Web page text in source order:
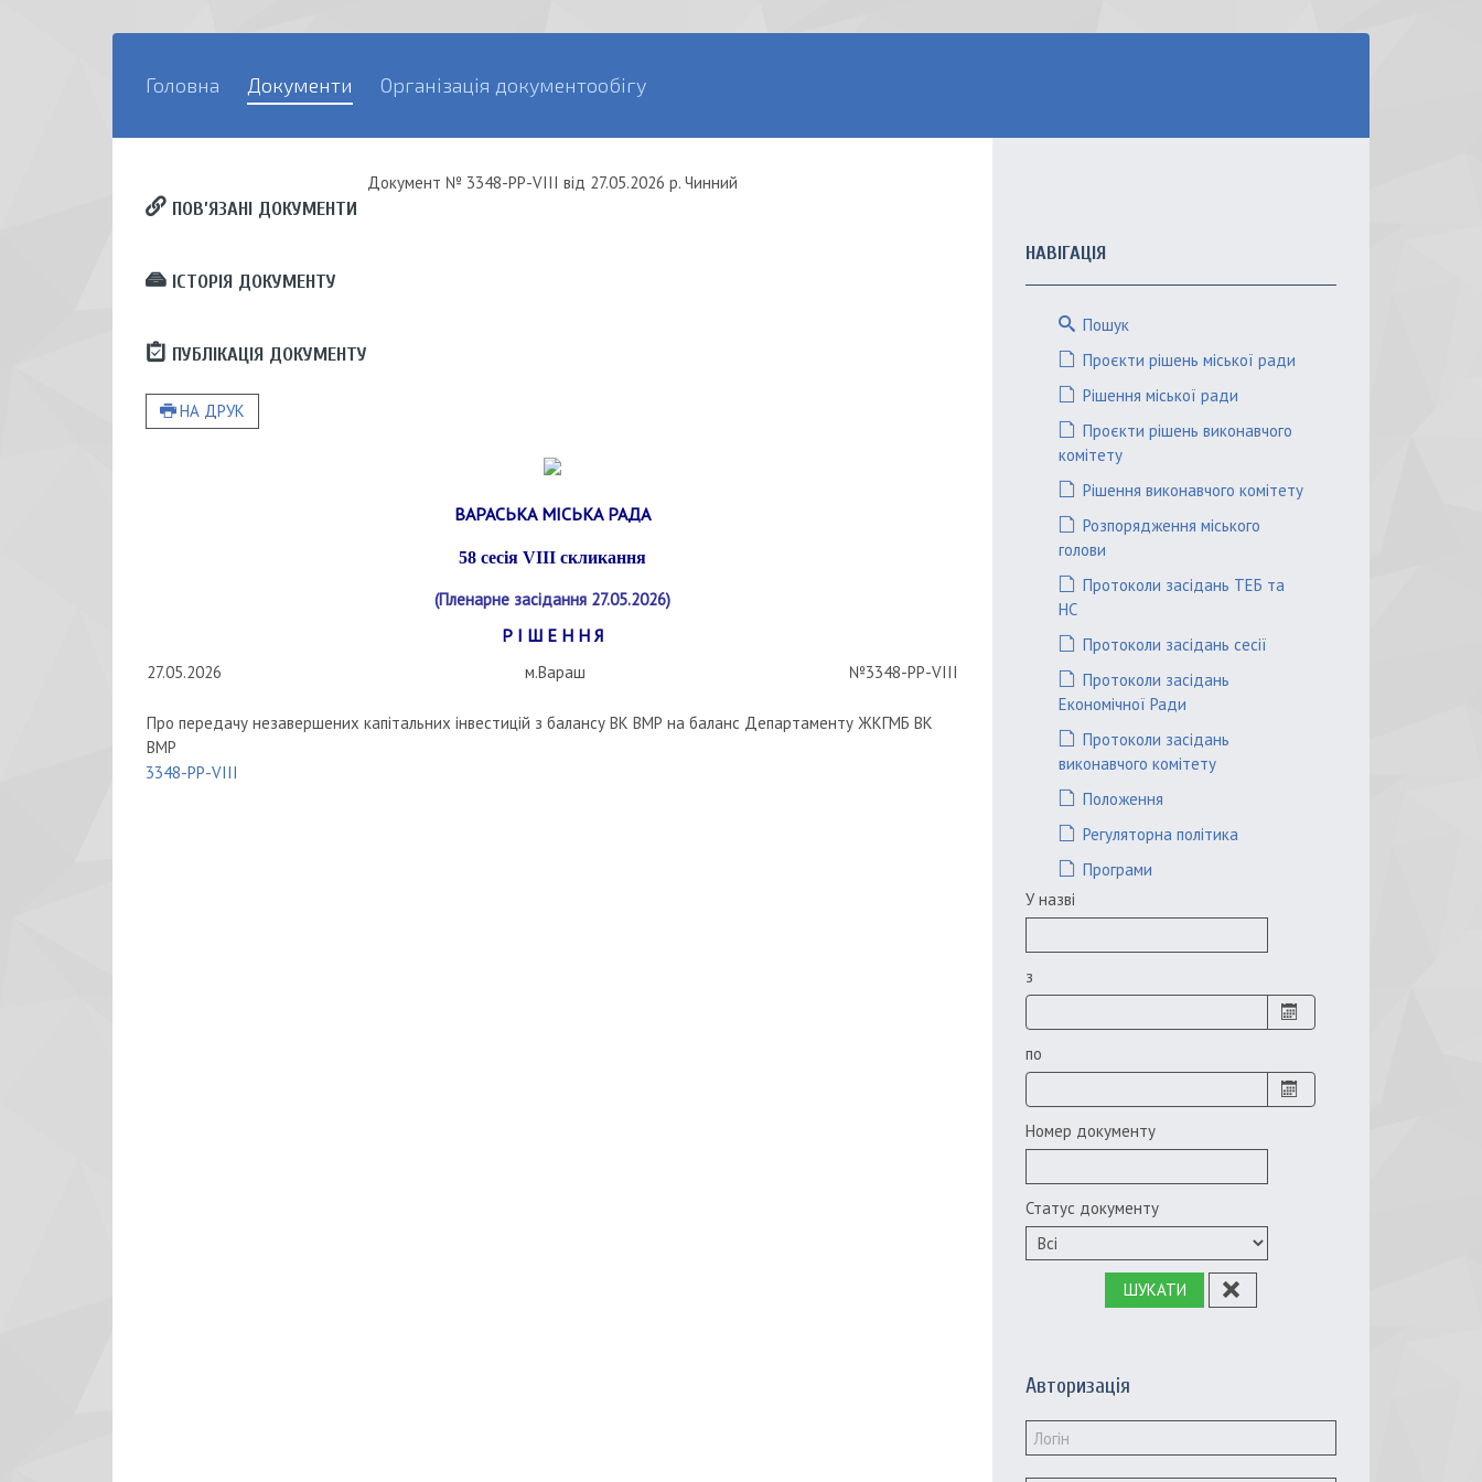
Головна Документи Організація документообігу
Документ № 3348-РР-VIII від 27.05.2026 р. Чинний
ПОВ’ЯЗАНІ ДОКУМЕНТИ
ІСТОРІЯ ДОКУМЕНТУ
ПУБЛІКАЦІЯ ДОКУМЕНТУ
НА ДРУК
ВАРАСЬКА МІСЬКА РАДА
58 сесія VIII скликання
(Пленарне засідання 27.05.2026)
Р І Ш Е Н Н Я
27.05.2026 м.Вараш №3348-РР-VIII
Про передачу незавершених капітальних інвестицій з балансу ВК ВМР на баланс Департаменту ЖКГМБ ВК
ВМР
3348-РР-VIII
НАВІГАЦІЯ
Пошук
Проєкти рішень міської ради
Рішення міської ради
Проєкти рішень виконавчого
комітету
Рішення виконавчого комітету
Розпорядження міського
голови
Протоколи засідань ТЕБ та
НС
Протоколи засідань сесії
Протоколи засідань
Економічної Ради
Протоколи засідань
виконавчого комітету
Положення
Регуляторна політика
Програми
У назві
з
по
Номер документу
Статус документу
ШУКАТИ
Авторизація